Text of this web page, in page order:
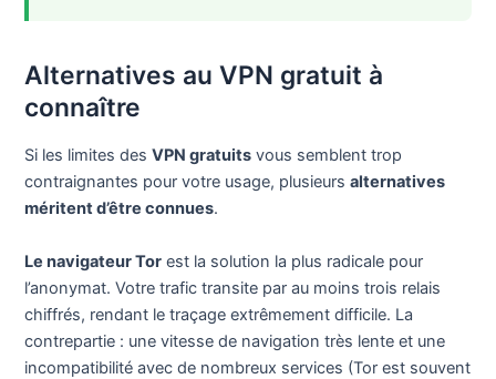
Alternatives au VPN gratuit à
connaître
Si les limites desVPN gratuits vous semblent trop
contraignantes pour votre usage, plusieursalternatives
méritent d’être connues.
Le navigateur Tor est la solution la plus radicale pour
l’anonymat. Votre trafic transite par au moins trois relais
chiffrés, rendant le traçage extrêmement difficile. La
contrepartie : une vitesse de navigation très lente et une
incompatibilité avec de nombreux services (Tor est souvent